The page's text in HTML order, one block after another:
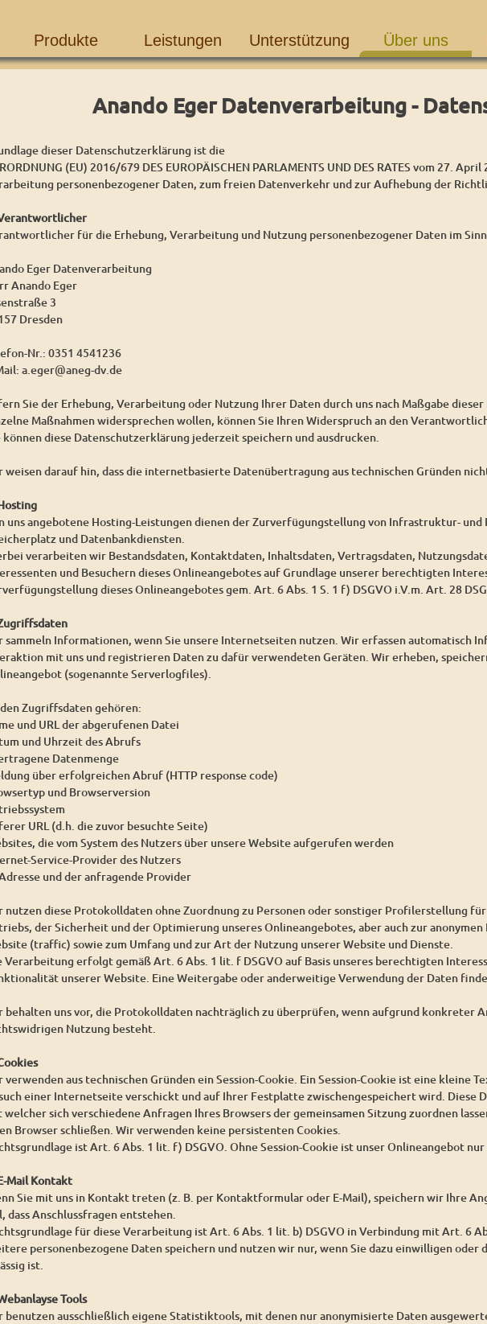
Produkte Leistungen Unterstützung Über uns
Anando Eger Datenverarbeitung -
dieser Datenschutzerklärung ist die
(EU) 2016/679 DES EUROPÄISCHEN PARLAMENTS UND DES RATES vom 27.
personenbezogener Daten, zum freien Datenverkehr und zur Aufhebung der
für die Erhebung, Verarbeitung und Nutzung personenbezogener Daten im
Eger Datenverarbeitung
Anando Eger
3
Dresden
Nr.: 0351 4541236
a.eger@aneg-dv.de
Sie der Erhebung, Verarbeitung oder Nutzung Ihrer Daten durch uns nach Maßgabe
Maßnahmen widersprechen wollen, können Sie Ihren Widerspruch an den
können diese Datenschutzerklärung jederzeit speichern und ausdrucken.
weisen darauf hin, dass die internetbasierte Datenübertragung aus technischen Gründen
uns angebotene Hosting-Leistungen dienen der Zurverfügungstellung von Infrastruktur-
und Datenbankdiensten.
verarbeiten wir Bestandsdaten, Kontaktdaten, Inhaltsdaten, Vertragsdaten,
und Besuchern dieses Onlineangebotes auf Grundlage unserer berechtigten
dieses Onlineangebotes gem. Art. 6 Abs. 1 S. 1 f) DSGVO i.V.m. Art. 28
sammeln Informationen, wenn Sie unsere Internetseiten nutzen. Wir erfassen automatisch
mit uns und registrieren Daten zu dafür verwendeten Geräten. Wir erheben,
(sogenannte Serverlogfiles).
Zugriffsdaten gehören:
und URL der abgerufenen Datei
und Uhrzeit des Abrufs
Datenmenge
über erfolgreichen Abruf (HTTP response code)
und Browserversion
URL (d.h. die zuvor besuchte Seite)
die vom System des Nutzers über unsere Website aufgerufen werden
Service-Provider des Nutzers
und der anfragende Provider
nutzen diese Protokolldaten ohne Zuordnung zu Personen oder sonstiger Profilerstellung
der Sicherheit und der Optimierung unseres Onlineangebotes, aber auch zur
(traffic) sowie zum Umfang und zur Art der Nutzung unserer Website und Dienste.
Verarbeitung erfolgt gemäß Art. 6 Abs. 1 lit. f DSGVO auf Basis unseres berechtigten
unserer Website. Eine Weitergabe oder anderweitige Verwendung der Daten
behalten uns vor, die Protokolldaten nachträglich zu überprüfen, wenn aufgrund konkreter
Nutzung besteht.
verwenden aus technischen Gründen ein Session-Cookie. Ein Session-Cookie ist eine kleine
einer Internetseite verschickt und auf Ihrer Festplatte zwischengespeichert wird. Diese
welcher sich verschiedene Anfragen Ihres Browsers der gemeinsamen Sitzung zuordnen
Browser schließen. Wir verwenden keine persistenten Cookies.
ist Art. 6 Abs. 1 lit. f) DSGVO. Ohne Session-Cookie ist unser Onlineangebot
Mail Kontakt
Sie mit uns in Kontakt treten (z. B. per Kontaktformular oder E-Mail), speichern wir Ihre
dass Anschlussfragen entstehen.
für diese Verarbeitung ist Art. 6 Abs. 1 lit. b) DSGVO in Verbindung mit Art. 6
personenbezogene Daten speichern und nutzen wir nur, wenn Sie dazu einwilligen oder
ist.
Tools
benutzen ausschließlich eigene Statistiktools, mit denen nur anonymisierte Daten